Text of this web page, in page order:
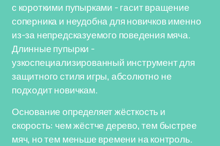
с короткими пупырками - гасит вращение
соперника и неудобна для новичков именно
из-за непредсказуемого поведения мяча.
Длинные пупырки -
узкоспециализированный инструмент для
защитного стиля игры, абсолютно не
подходит новичкам.
Основание определяет жёсткость и
скорость: чем жёстче дерево, тем быстрее
мяч, но тем меньше времени на контроль.